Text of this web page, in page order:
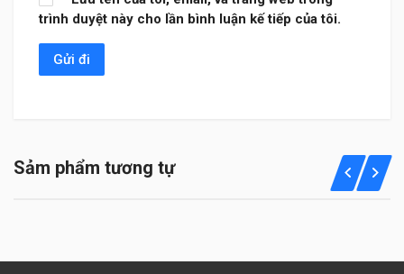
trình duyệt này cho lần bình luận kế tiếp của tôi.
Sảm phẩm tương tự